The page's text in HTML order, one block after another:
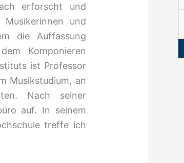
erforscht und
und
die Auffassung
Komponieren
ist Professor
Musikstudium, an
Nach seiner
auf. In seinem
treffe ich
t